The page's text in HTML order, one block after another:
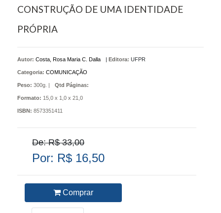
CONSTRUÇÃO DE UMA IDENTIDADE
PRÓPRIA
Autor: Costa, Rosa Maria C. Dalla | Editora: UFPR
Categoria: COMUNICAÇÃO
Peso: 300g. | Qtd Páginas:
Formato: 15,0 x 1,0 x 21,0
ISBN: 8573351411
De: R$ 33,00
Por: R$ 16,50
Comprar